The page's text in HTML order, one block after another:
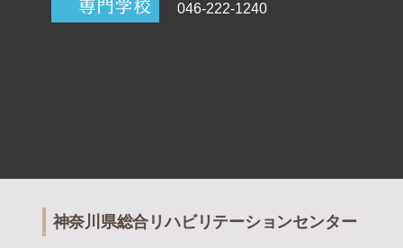
046-222-1240
神奈川県総合リハビリテーションセンター